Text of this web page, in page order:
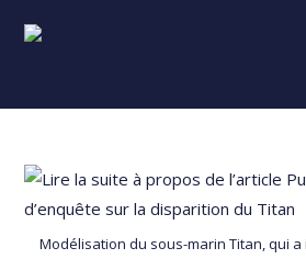
Modélisation du sous-marin Titan, qui a